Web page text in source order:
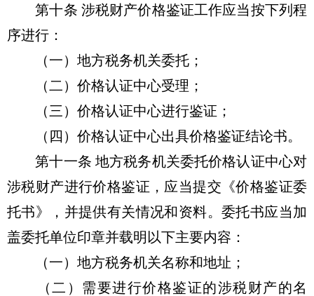
第十条 涉税财产价格鉴证工作应当按下列程
序进行：
（一）地方税务机关委托；
（二）价格认证中心受理；
（三）价格认证中心进行鉴证；
（四）价格认证中心出具价格鉴证结论书。
第十一条 地方税务机关委托价格认证中心对
涉税财产进行价格鉴证，应当提交《价格鉴证委
托书》，并提供有关情况和资料。委托书应当加
盖委托单位印章并载明以下主要内容：
（一）地方税务机关名称和地址；
（二）需要进行价格鉴证的涉税财产的名